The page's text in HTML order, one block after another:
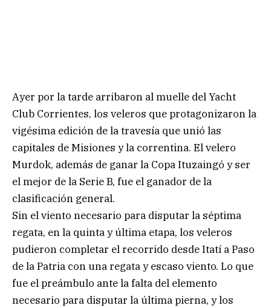
Ayer por la tarde arribaron al muelle del Yacht
Club Corrientes, los veleros que protagonizaron la
vigésima edición de la travesía que unió las
capitales de Misiones y la correntina. El velero
Murdok, además de ganar la Copa Ituzaingó y ser
el mejor de la Serie B, fue el ganador de la
clasificación general.
Sin el viento necesario para disputar la séptima
regata, en la quinta y última etapa, los veleros
pudieron completar el recorrido desde Itatí a Paso
de la Patria con una regata y escaso viento. Lo que
fue el preámbulo ante la falta del elemento
necesario para disputar la última pierna, y los